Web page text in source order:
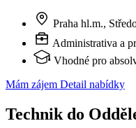
Praha hl.m.,
Administrativa a
Vhodné pro
Mám zájem Detail nabídky
Technik do